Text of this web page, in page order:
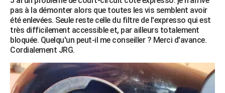
BRICOLAGE
Forum
Aménagement intérieur
Extérieur
Cuisine
Salle de bains
Jardinage
Rangement
WEEK-END
Guides de France
Escapades
Patrimoine
Expositions
Musées
Week-end nature
+LIFESTYLE
Art de vivre
Bien-être
Loisirs
Mode
Modes de vie
SANTE
Alimentation
Guide de la santé
Maladies
Médicaments
Sommeil
VOYAGE
pas à la démonter alors que toutes les vis semblent avoir
été enlevées. Seule reste celle du filtre de l'expresso qui est
très difficilement accessible et, par ailleurs totalement
bloquée. Quelqu'un peut-il me conseiller ? Merci d'avance.
Cordialement JRG.